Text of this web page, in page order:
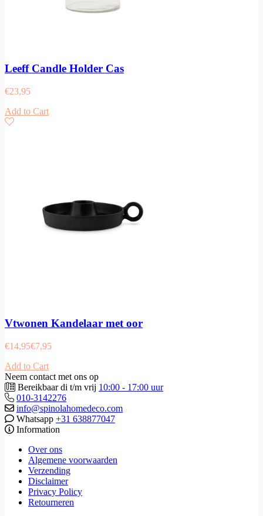
Leeff Candle Holder Cas
€23,95
Add to Cart
Vtwonen Kandelaar met oor
€14,95€7,95
Add to Cart
Neem contact met ons op
Bereikbaar di t/m vrij 10:00 - 17:00 uur
010-3142276
info@spinolahomedeco.com
Whatsapp +31 638877047
Information
Over ons
Algemene voorwaarden
Verzending
Disclaimer
Privacy Policy
Retourneren